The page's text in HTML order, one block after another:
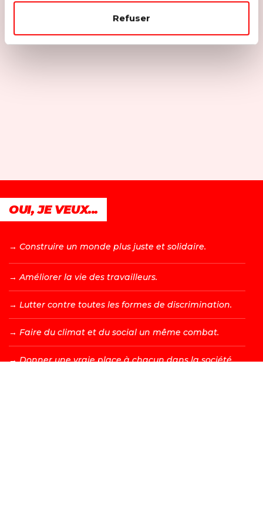
Refuser
OUI, JE VEUX...
→ Construire un monde plus juste et solidaire.
→ Améliorer la vie des travailleurs.
→ Lutter contre toutes les formes de discrimination.
→ Faire du climat et du social un même combat.
→ Donner une vraie place à chacun dans la société.